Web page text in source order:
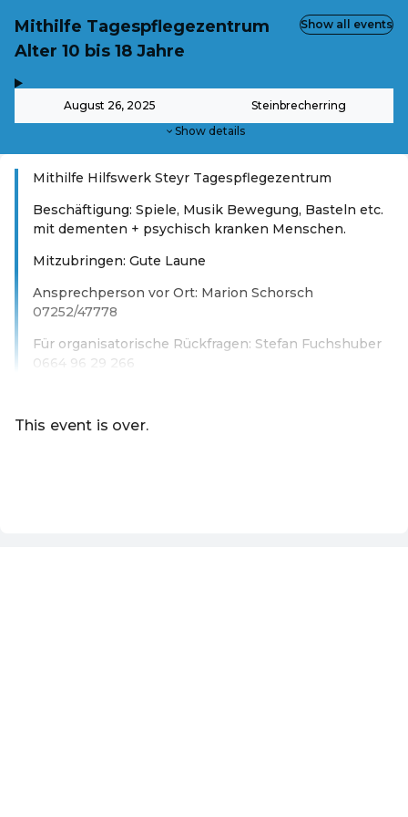
Mithilfe Tagespflegezentrum
Alter 10 bis 18 Jahre
August 26, 2025 Steinbrecherring
Show details
Show all events
Mithilfe Hilfswerk Steyr Tagespflegezentrum
Beschäftigung: Spiele, Musik Bewegung, Basteln etc.
mit dementen + psychisch kranken Menschen.
Mitzubringen: Gute Laune
Ansprechperson vor Ort: Marion Schorsch
07252/47778
Für organisatorische Rückfragen: Stefan Fuchshuber
0664 96 29 266
This event is over.